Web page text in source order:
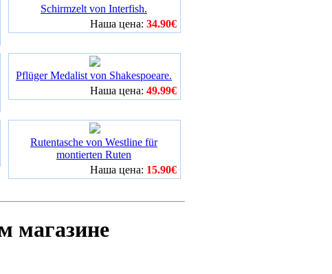
Schirmzelt von Interfish.
Наша цена: 34.90€
Pflüger Medalist von Shakespoeare.
Наша цена: 49.99€
Rutentasche von Westline für
montierten Ruten
Наша цена: 15.90€
магазине